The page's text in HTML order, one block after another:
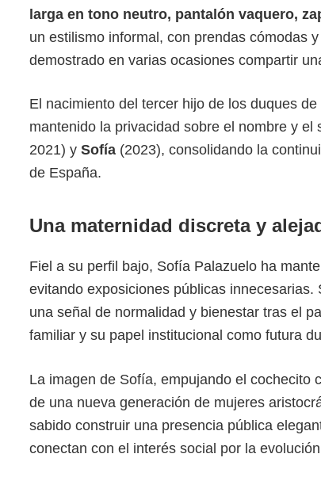
larga en tono neutro, pantalón vaquero,
un estilismo informal, con prendas cómodas
demostrado en varias ocasiones compartir
El nacimiento del tercer hijo de los duques
mantenido la privacidad sobre el nombre y
2021) y Sofía (2023), consolidando la
de España.
Una maternidad discreta y
Fiel a su perfil bajo, Sofía Palazuelo ha
evitando exposiciones públicas
una señal de normalidad y bienestar tras el
familiar y su papel institucional como futura
La imagen de Sofía, empujando el cochecito
de una nueva generación de mujeres
sabido construir una presencia pública
conectan con el interés social por la